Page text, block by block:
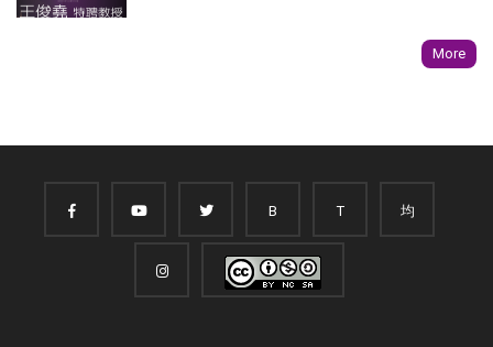
More
B T 均